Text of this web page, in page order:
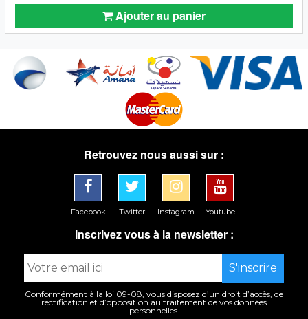
Ajouter au panier
Retrouvez nous aussi sur :
Facebook Twitter Instagram Youtube
Inscrivez vous à la newsletter :
Conformément à la loi 09-08, vous disposez d’un droit d’accès, de
rectification et d’opposition au traitement de vos données
personnelles.